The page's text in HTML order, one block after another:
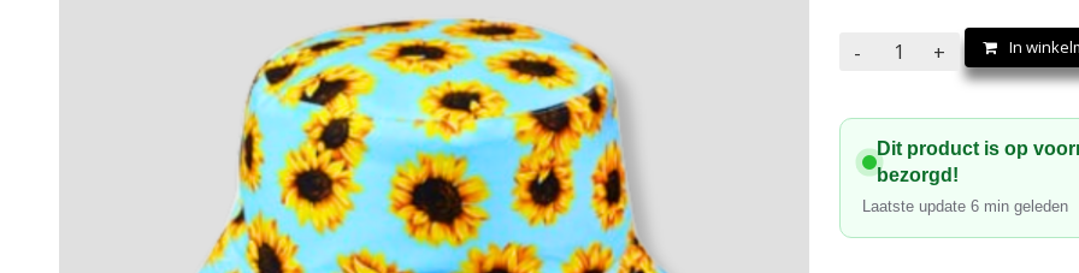
-
Sunnyflower
kop
aantal
+ In
Dit product is op
bezorgd!
Laatste update 6min geleden